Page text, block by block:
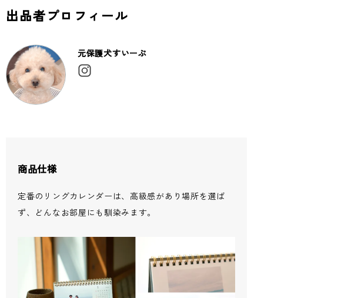
出品者プロフィール
元保護犬すいーぶ
商品仕様
定番のリングカレンダーは、高級感があり場所を選ば
ず、どんなお部屋にも馴染みます。